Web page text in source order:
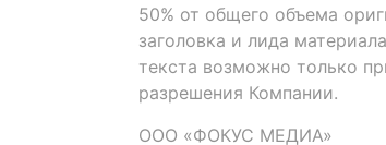
50% от общего объема
заголовка и лида
текста возможно только
разрешения Компании.
ООО «ФОКУС МЕДИА»